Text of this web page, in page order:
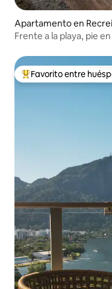
Apartamento en
Frente a la playa, pie
Favorito entre
Favorito entre